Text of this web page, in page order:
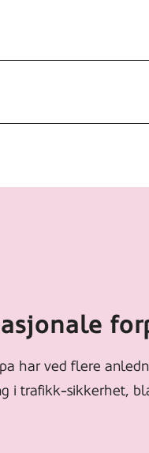
har ved flere
i trafikk-sikkerhet,